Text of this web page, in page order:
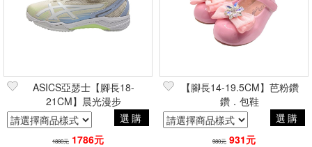
ASICS亞瑟士【腳長18-
21CM】晨光漫步
選購
1880元 1786元
【腳長14-19.5CM】芭粉鑽
鑽．包鞋
選購
980元 931元